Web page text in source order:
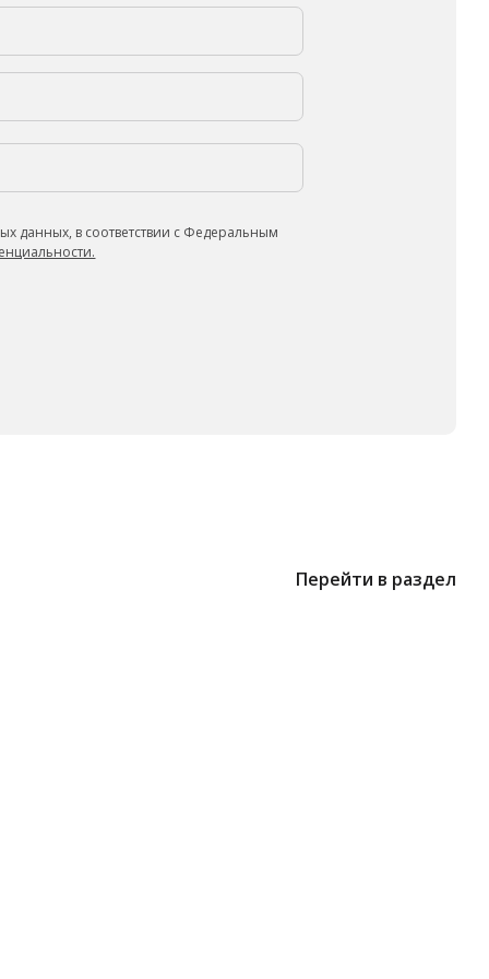
данных, в соответствии с Федеральным
Перейти в раздел